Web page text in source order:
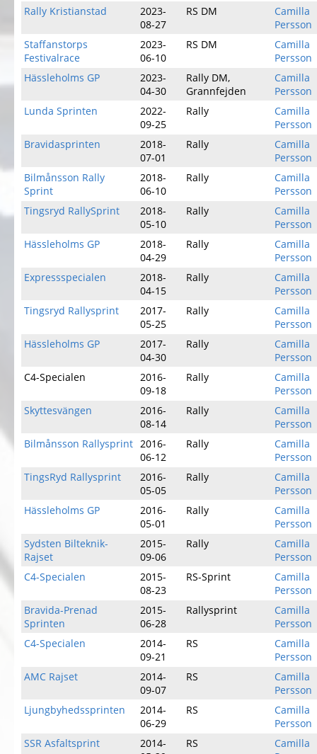
Rally Kristianstad
2023-
08-27
RS DM
Camilla
Persson
Staffanstorps
Festivalrace
2023-
06-10
RS DM
Camilla
Persson
Hässleholms GP
2023-
04-30
Rally DM,
Grannfejden
Camilla
Persson
Lunda Sprinten
2022-
09-25
Rally
Camilla
Persson
Bravidasprinten
2018-
07-01
Rally
Camilla
Persson
Bilmånsson Rally
Sprint
2018-
06-10
Rally
Camilla
Persson
Tingsryd RallySprint
2018-
05-10
Rally
Camilla
Persson
Hässleholms GP
2018-
04-29
Rally
Camilla
Persson
Expressspecialen
2018-
04-15
Rally
Camilla
Persson
Tingsryd Rallysprint
2017-
05-25
Rally
Camilla
Persson
Hässleholms GP
2017-
04-30
Rally
Camilla
Persson
C4-Specialen
2016-
09-18
Rally
Camilla
Persson
Skyttesvängen
2016-
08-14
Rally
Camilla
Persson
Bilmånsson Rallysprint 2016-
06-12
Rally
Camilla
Persson
TingsRyd Rallysprint
2016-
05-05
Rally
Camilla
Persson
Hässleholms GP
2016-
05-01
Rally
Camilla
Persson
Sydsten Bilteknik-
Rajset
2015-
09-06
Rally
Camilla
Persson
C4-Specialen
2015-
08-23
RS-Sprint
Camilla
Persson
Bravida-Prenad
Sprinten
2015-
06-28
Rallysprint
Camilla
Persson
C4-Specialen
2014-
09-21
RS
Camilla
Persson
AMC Rajset
2014-
09-07
RS
Camilla
Persson
Ljungbyhedssprinten
2014-
06-29
RS
Camilla
Persson
SSR Asfaltsprint
2014-
RS
Camilla